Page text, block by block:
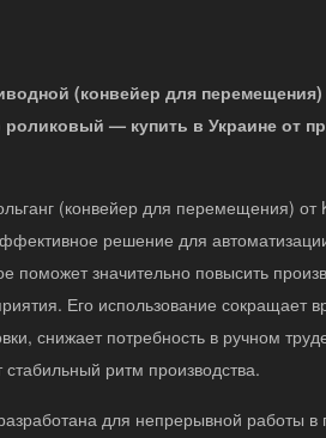
(конвейер для
роликовый — купить в Украине от
(конвейер для перемещения) от
решение для
поможет значительно повысить
Его использование сокращает
снижает потребность в ручном
стабильный ритм производства.
для непрерывной работы